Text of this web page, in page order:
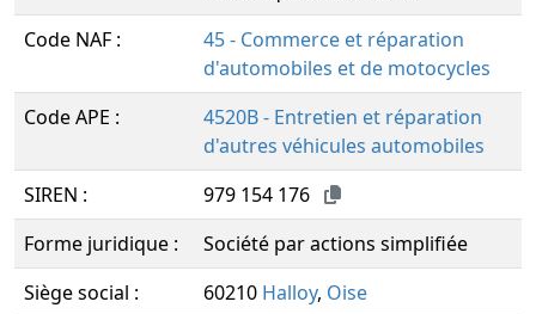
Code NAF :
45 - Commerce et réparation
d'automobiles et de motocycles
Code APE :
4520B - Entretien et réparation
d'autres véhicules automobiles
SIREN :
979 154 176
Forme juridique :
Société par actions simplifiée
Siège social :
60210 Halloy, Oise